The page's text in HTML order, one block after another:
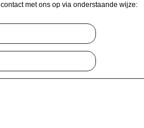
met ons op via onderstaande wijze: